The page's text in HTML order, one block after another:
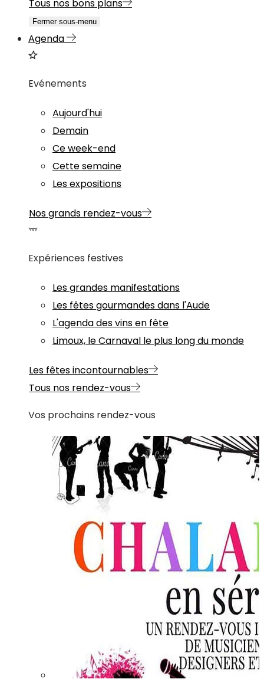
Tous nos bons plans
Fermer sous-menu
Agenda
Evénements
Aujourd'hui
Demain
Ce week-end
Cette semaine
Les expositions
Nos grands rendez-vous
Expériences festives
Les grandes manifestations
Les fêtes gourmandes dans l'Aude
L'agenda des vins en fête
Limoux, le Carnaval le plus long du monde
Les fêtes incontournables
Tous nos rendez-vous
Vos prochains rendez-vous